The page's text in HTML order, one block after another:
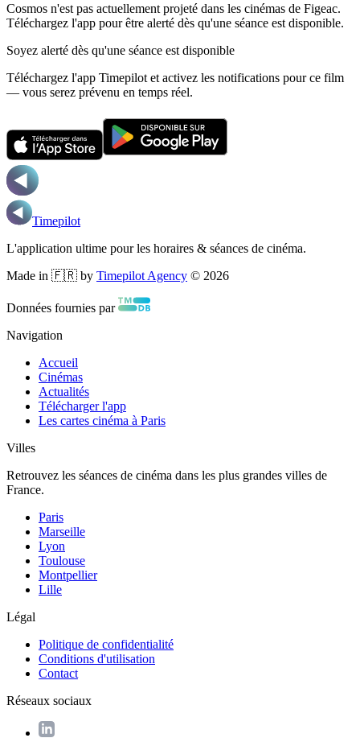
Cosmos n'est pas actuellement projeté dans les cinémas de Figeac.
Téléchargez l'app pour être alerté dès qu'une séance est disponible.
Soyez alerté dès qu'une séance est disponible
Téléchargez l'app Timepilot et activez les notifications pour ce film
— vous serez prévenu en temps réel.
Timepilot
L'application ultime pour les horaires & séances de cinéma.
Made in 🇫🇷 by Timepilot Agency © 2026
Données fournies par
Navigation
Accueil
Cinémas
Actualités
Télécharger l'app
Les cartes cinéma à Paris
Villes
Retrouvez les séances de cinéma dans les plus grandes villes de
France.
Paris
Marseille
Lyon
Toulouse
Montpellier
Lille
Légal
Politique de confidentialité
Conditions d'utilisation
Contact
Réseaux sociaux